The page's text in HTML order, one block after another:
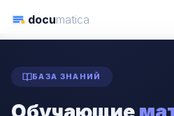
documatica
ГЛАВНАЯ СТАТЬИ
БАЗА ЗНАНИЙ